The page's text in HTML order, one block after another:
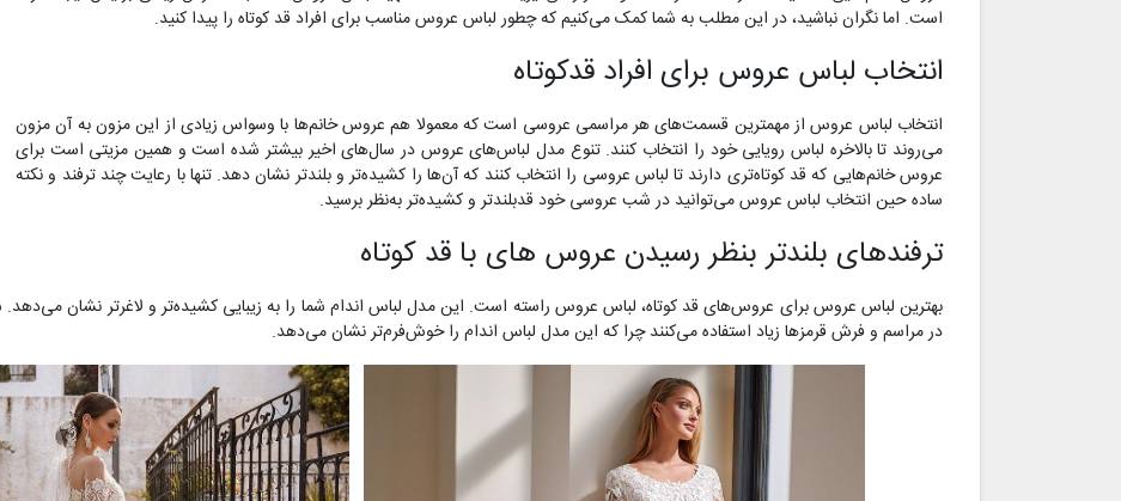
است. اما نگران نباشید، در این مطلب به شما کمک می‌کنیم که چطور لباس عروس مناسب برای افراد قد کوتاه را پیدا کنید.
انتخاب لباس عروس برای افراد قدکوتاه
انتخاب لباس عروس از مهمترین قسمت‌های هر مراسمی عروسی است که معمولا هم عروس خانم‌ها با وسواس زیادی از این مزون به آن مزون
می‌روند تا بالاخره لباس رویایی خود را انتخاب کنند. تنوع مدل لباس‌های عروس در سال‌های اخیر بیشتر شده است و همین مزیتی است برای
عروس خانم‌هایی که قد کوتاه‌تری دارند تا لباس عروسی را انتخاب کنند که آن‌ها را کشیده‌تر و بلندتر نشان دهد. تنها با رعایت چند ترفند و نکته
ساده حین انتخاب لباس عروس می‌توانید در شب عروسی خود قدبلندتر و کشیده‌تر به‌نظر برسید.
ترفندهای بلندتر بنظر رسیدن عروس های با قد کوتاه
بهترین لباس عروس برای عروس‌های قد کوتاه، لباس عروس راسته است. این مدل لباس اندام شما را به زیبایی کشیده‌تر و لاغرتر نشان می‌دهد.
در مراسم و فرش قرمزها زیاد استفاده می‌کنند چرا که این مدل لباس اندام را خوش‌فرم‌تر نشان می‌دهد.